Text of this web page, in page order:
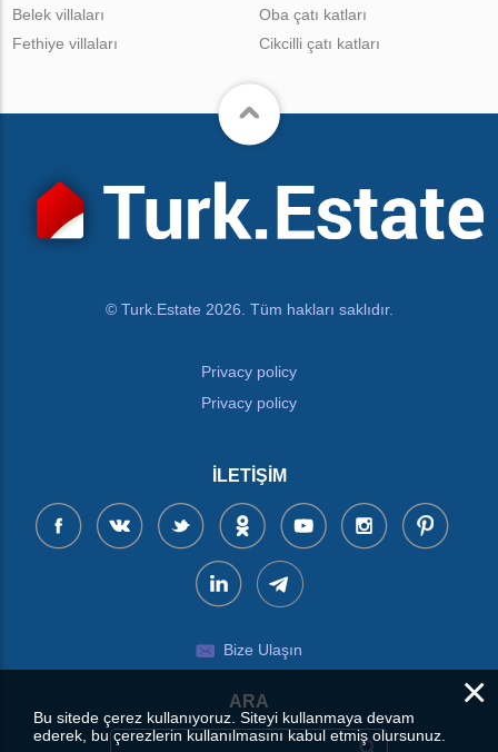
Belek villaları
Fethiye villaları
Oba çatı katları
Cikcilli çatı katları
© Turk.Estate 2026. Tüm hakları saklıdır.
Privacy policy
Privacy policy
İLETIŞIM
Bize Ulaşın
ARA ×
Bu sitede çerez kullanıyoruz. Siteyi kullanmaya devam
ederek, bu çerezlerin kullanılmasını kabul etmiş olursunuz.